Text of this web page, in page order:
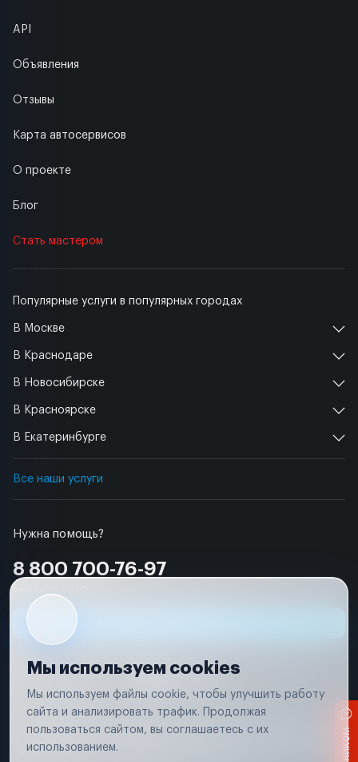
Нужна помощь?
8 800 700-76-97
Популярные услуги в популярных городах
В Москве
В Краснодаре
В Новосибирске
В Красноярске
В Екатеринбурге
Все наши услуги
API
Объявления
Отзывы
Карта автосервисов
О проекте
Блог
Стать мастером
Условия использования
Вся информация, представленная на сайте, носит исключительно
соответствии с положениями статьи 437 (п. 2) Гражданского кодекса
Мы используем cookies
Мы используем файлы cookie, чтобы улучшить работу
сайта и анализировать трафик. Продолжая
пользоваться сайтом, вы соглашаетесь с их
использованием.